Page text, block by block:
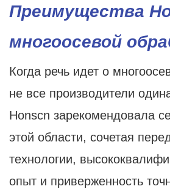
Преимущества
многоосевой
Когда речь идет о
не все производители
Honscn зарекомендовала
этой области, сочетая
технологии,
опыт и приверженность